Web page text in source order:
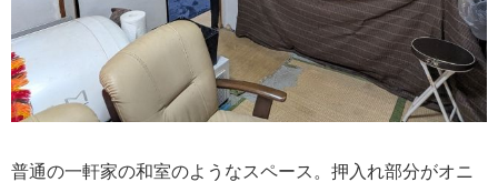
普通の一軒家の和室のようなスペース。押入れ部分がオニ